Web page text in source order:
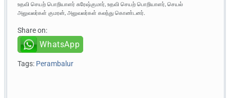
உதவி செயற் பொறியாளர் சுரேஷ்குமார், உதவி செயற் பொறியாளர், செயல்
அலுவலர்கள் குமரன், அலுவலர்கள் கலந்து கொண்டனர்.
Share on:
WhatsApp
Tags: Perambalur